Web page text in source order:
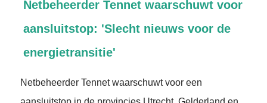
Netbeheerder Tennet waarschuwt voor
aansluitstop: 'Slecht nieuws voor de
energietransitie'
Netbeheerder Tennet waarschuwt voor een